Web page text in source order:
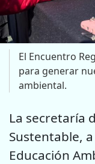
El Encuentro
para generar
ambiental.
La secretaría
Sustentable,
Educación